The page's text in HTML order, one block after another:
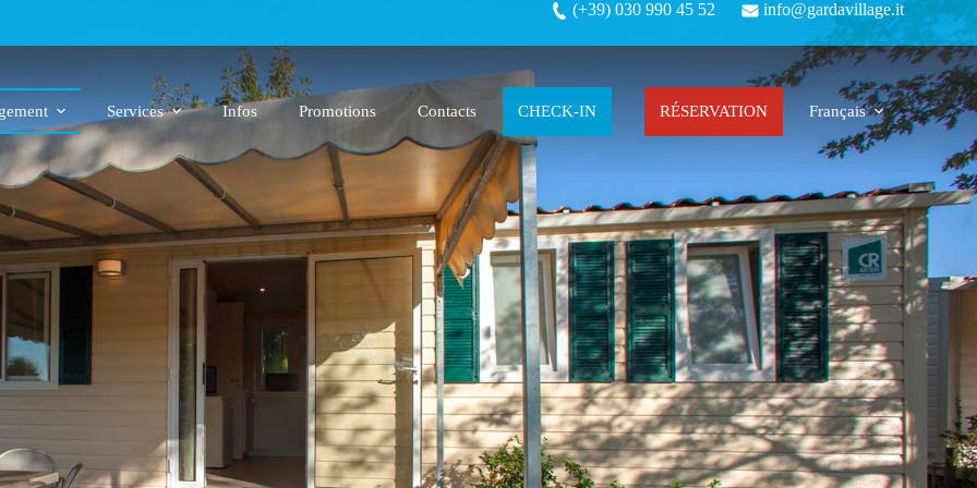
(+39) 030 990 45 52 info@gardavillage.it
Services Infos Promotions Contacts CHECK-IN RÉSERVATION Français